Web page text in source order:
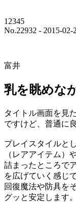
12345
No.22932 - 2015-02-
富井
乳を眺めな
タイトル画面を見
ですけど、普通に
プレイスタイルと
（レアアイテム）
詰まったところで
を広げていく感じ
回復魔法や防具を
グッと安定します。